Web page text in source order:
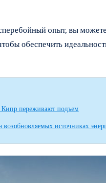
опыт, вы
обеспечить
Кипр переживают подъем
возобновляемых источниках